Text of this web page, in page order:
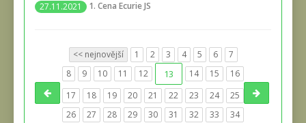
27.11.2021 1. Cena Ecurie JS
<< nejnovější 1 2 3 4 5 6
7
8
9 10 11 12 13 14 15
16
17
18 19 20 21 22 23 24
25
26
27 28 29 30 31 32 33
34